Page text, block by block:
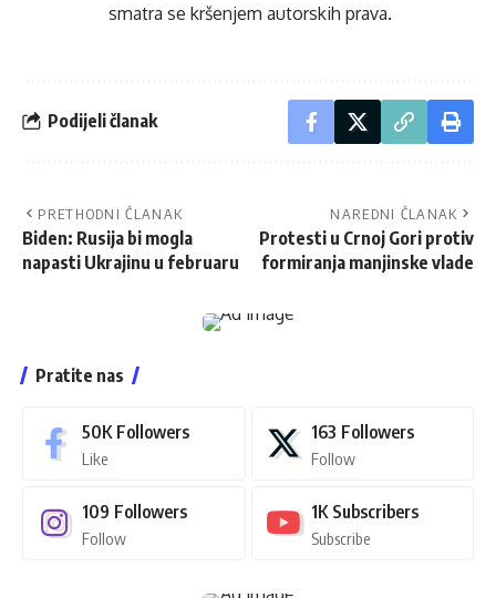
smatra se kršenjem autorskih prava.
Podijeli članak
PRETHODNI ČLANAK
Biden: Rusija bi mogla
napasti Ukrajinu u februaru
NAREDNI ČLANAK
Protesti u Crnoj Gori protiv
formiranja manjinske vlade
Pratite nas
50K Followers
Like
163 Followers
Follow
109 Followers
Follow
1K Subscribers
Subscribe